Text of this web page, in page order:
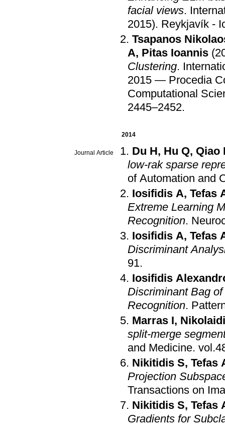
facial views.
2015). Reykjavík -
Tsapanos
A, Pitas Ioannis
Clustering.
2015 — Procedia
Computational
2445–2452.
2014
Journal Article Du H, Hu Q, Qiao
low-rak sparse
of Automation and
Iosifidis A, Tefas
Extreme Learning
Recognition.
Iosifidis A, Tefas
Discriminant
91.
Iosifidis
Discriminant Bag
Recognition.
Marras I,
split-merge
and Medicine.
Nikitidis S, Tefas
Projection
Transactions on
Nikitidis S, Tefas
Gradients for